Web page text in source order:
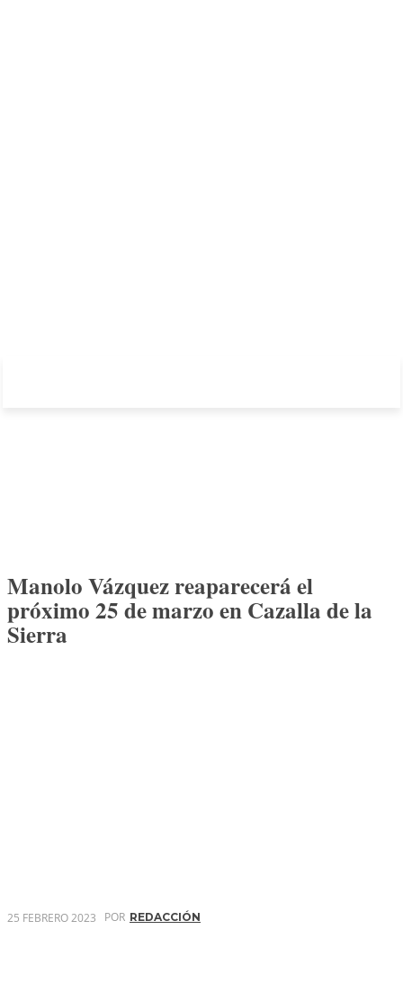
Manolo Vázquez reaparecerá el
próximo 25 de marzo en Cazalla de la
Sierra
25 FEBRERO 2023 POR REDACCIÓN